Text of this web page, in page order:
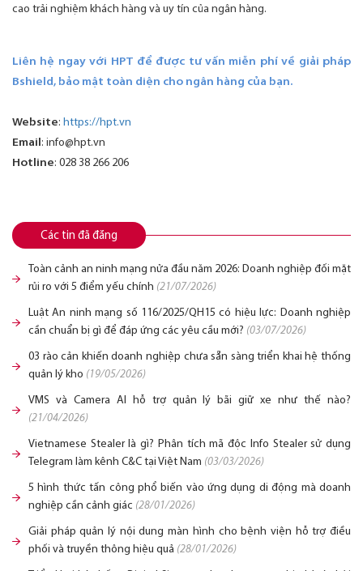
cao trải nghiệm khách hàng và uy tín của ngân hàng.
Liên hệ ngay với HPT để được tư vấn miễn phí về giải pháp
Bshield, bảo mật toàn diện cho ngân hàng của bạn.
Website: https://hpt.vn
Email: info@hpt.vn
Hotline: 028 38 266 206
Các tin đã đăng
Toàn cảnh an ninh mạng nửa đầu năm 2026: Doanh nghiệp đối mặt
rủi ro với 5 điểm yếu chính (21/07/2026)
Luật An ninh mạng số 116/2025/QH15 có hiệu lực: Doanh nghiệp
cần chuẩn bị gì để đáp ứng các yêu cầu mới? (03/07/2026)
03 rào cản khiến doanh nghiệp chưa sẵn sàng triển khai hệ thống
quản lý kho (19/05/2026)
VMS và Camera AI hỗ trợ quản lý bãi giữ xe như thế nào?
(21/04/2026)
Vietnamese Stealer là gì? Phân tích mã độc Info Stealer sử dụng
Telegram làm kênh C&C tại Việt Nam (03/03/2026)
5 hình thức tấn công phổ biến vào ứng dụng di động mà doanh
nghiệp cần cảnh giác (28/01/2026)
Giải pháp quản lý nội dung màn hình cho bệnh viện hỗ trợ điều
phối và truyền thông hiệu quả (28/01/2026)